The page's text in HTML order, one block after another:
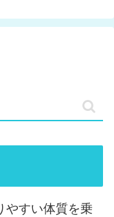
やすい体質を乗